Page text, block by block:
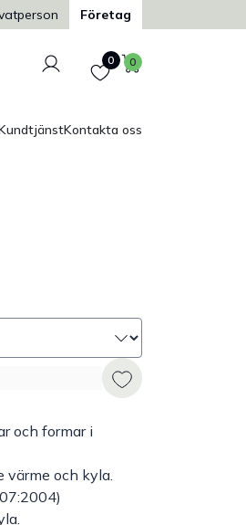
Företag
Logga in
Favoriter
0 Varukorg
0
Kontakta oss
och formar i
värme och kyla.